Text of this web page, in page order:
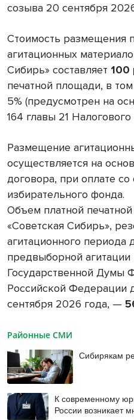
созыва 20 сентября
Стоимость размещения
агитационных
Сибирь» составляет 100
печатной площади, в
5% (предусмотрен на
164 главы 21
Размещение
осуществляется на
договора, при оплате
избирательного фонда.
Объем платной
«Советская Сибирь»,
агитационного периода
предвыборной агитации
Государственной Думы
Российской Федерации
сентября 2026 года, —
Районные СМИ
Сибирякам
К современному
России возникает